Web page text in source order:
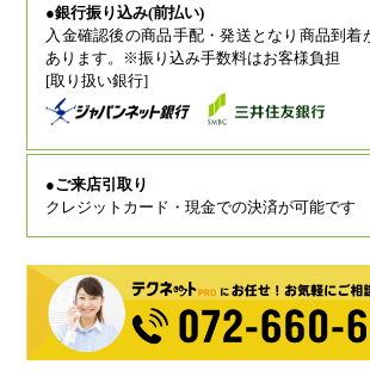
●銀行振り込み(前払い)
入金確認後の商品手配・発送となり商品到着
あります。※振り込み手数料はお客様負担
[取り扱い銀行]
●ご来店引取り
クレジットカード・現金での決済が可能です